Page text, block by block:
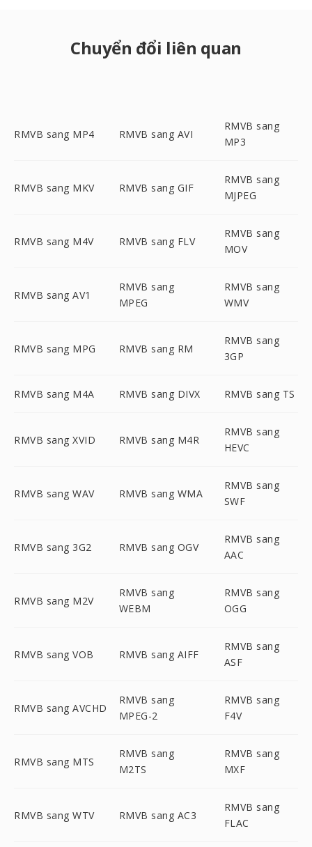
Chuyển đổi liên quan
RMVB sang MP4 RMVB sang AVI
RMVB sang
MP3
RMVB sang MKV RMVB sang GIF
RMVB sang
MJPEG
RMVB sang M4V RMVB sang FLV
RMVB sang
MOV
RMVB sang AV1
RMVB sang
MPEG
RMVB sang
WMV
RMVB sang MPG RMVB sang RM
RMVB sang
3GP
RMVB sang M4A RMVB sang DIVX RMVB sang TS
RMVB sang XVID RMVB sang M4R
RMVB sang
HEVC
RMVB sang WAV RMVB sang WMA
RMVB sang
SWF
RMVB sang 3G2 RMVB sang OGV
RMVB sang
AAC
RMVB sang M2V
RMVB sang
WEBM
RMVB sang
OGG
RMVB sang VOB RMVB sang AIFF
RMVB sang
ASF
RMVB sang AVCHD
RMVB sang
MPEG-2
RMVB sang
F4V
RMVB sang MTS
RMVB sang
M2TS
RMVB sang
MXF
RMVB sang WTV RMVB sang AC3
RMVB sang
FLAC